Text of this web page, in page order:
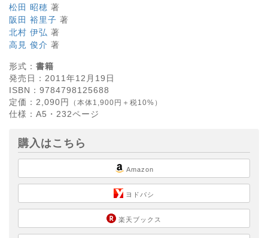
松田 昭穂 著
阪田 裕里子 著
北村 伊弘 著
高見 俊介 著
形式： 書籍
発売日： 2011年12月19日
ISBN： 9784798125688
定価： 2,090円 （本体1,900円＋税10%）
仕様： A5・ 232ページ
購入はこちら
Amazon
ヨドバシ
楽天ブックス